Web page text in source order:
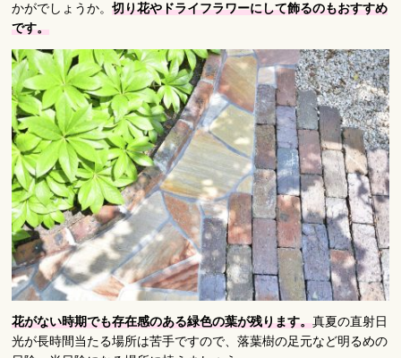
かがでしょうか。切り花やドライフラワーにして飾るのもおすすめ
です。
花がない時期でも存在感のある緑色の葉が残ります。真夏の直射日
光が長時間当たる場所は苦手ですので、落葉樹の足元など明るめの